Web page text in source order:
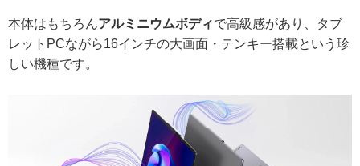
本体はもちろんアルミニウムボディで高級感があり、タブ
レットPCながら16インチの大画面・テンキー搭載という珍
しい機種です。